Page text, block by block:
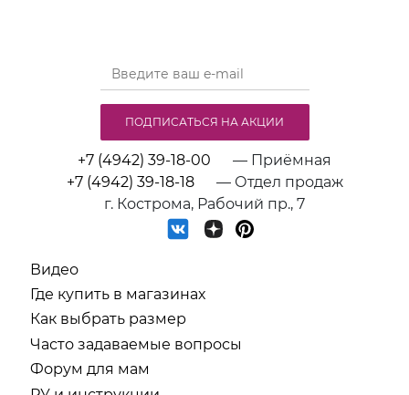
+7 (4942) 39-18-00
— Приёмная
+7 (4942) 39-18-18
— Отдел продаж
г. Кострома, Рабочий пр., 7
Видео
Где купить в магазинах
Как выбрать размер
Часто задаваемые вопросы
Форум для мам
ПОДПИСАТЬСЯ НА АКЦИИ